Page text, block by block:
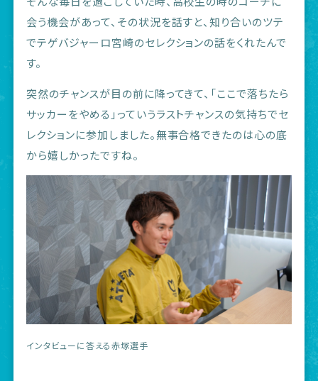
会う機会があって、その状況を話すと、知り合いのツテ
でテゲバジャーロ宮崎のセレクションの話をくれたんで
す。
突然のチャンスが目の前に降ってきて、「ここで落ちたら
サッカーをやめる」っていうラストチャンスの気持ちでセ
レクションに参加しました。無事合格できたのは心の底
から嬉しかったですね。
インタビューに答える赤塚選手